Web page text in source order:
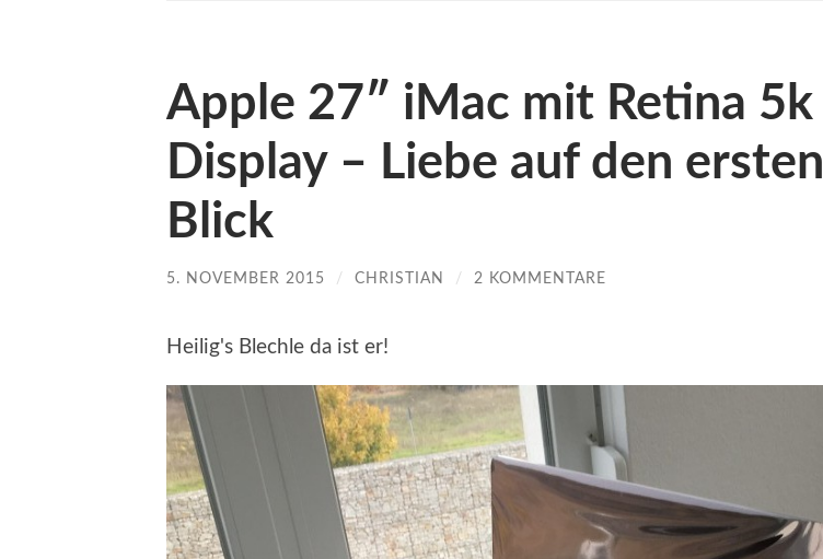
Apple 27″ iMac mit Retina 5k
Display – Liebe auf den ersten
Blick
5. NOVEMBER 2015 / CHRISTIAN / 2 KOMMENTARE
Heilig's Blechle da ist er!